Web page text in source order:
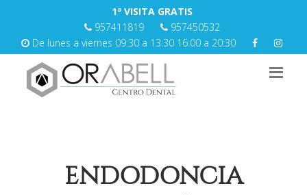
1ª VISITA GRATIS
957411819
957450532
De lunes a viernes 09:30 a 13:30 16:00 a 20:30
ENDODONCIA